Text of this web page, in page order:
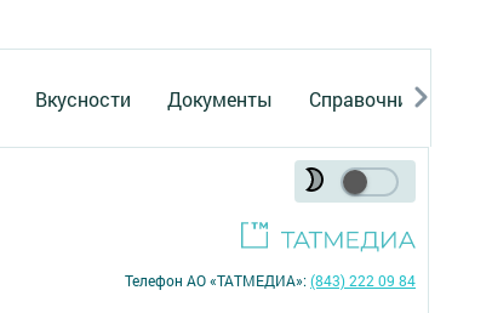
Вкусности Документы Справочник
Телефон АО «ТАТМЕДИА»:(843) 222 09 84